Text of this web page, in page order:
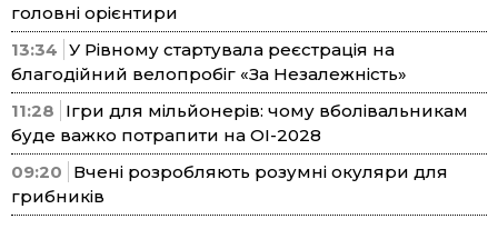
головні орієнтири
13:34 У Рівному стартувала реєстрація на
благодійний велопробіг «За Незалежність»
11:28
Ігри для мільйонерів: чому вболівальникам
буде важко потрапити на ОІ-2028
09:20
Вчені розробляють розумні окуляри для
грибників